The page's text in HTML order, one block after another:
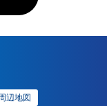
周辺地図